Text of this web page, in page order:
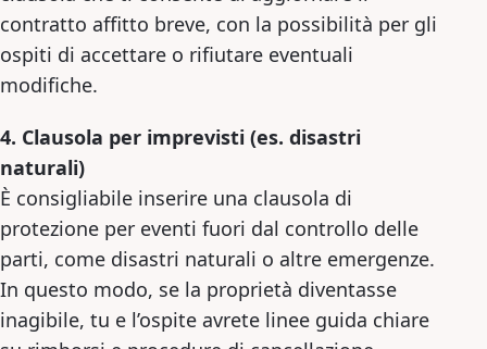
contratto affitto breve, con la possibilità per gli
ospiti di accettare o rifiutare eventuali
modifiche.
4. Clausola per imprevisti (es. disastri
naturali)
È consigliabile inserire una clausola di
protezione per eventi fuori dal controllo delle
parti, come disastri naturali o altre emergenze.
In questo modo, se la proprietà diventasse
inagibile, tu e l’ospite avrete linee guida chiare